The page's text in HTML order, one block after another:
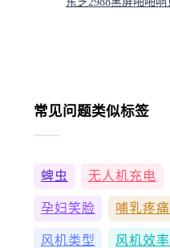
常见问题类似标签
蜱虫 无人机充电
孕妇笑脸 哺乳疼痛
风机类型 风机效率